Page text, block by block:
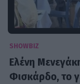
SHOWBIZ
Ελένη
Φισκάρδο, το